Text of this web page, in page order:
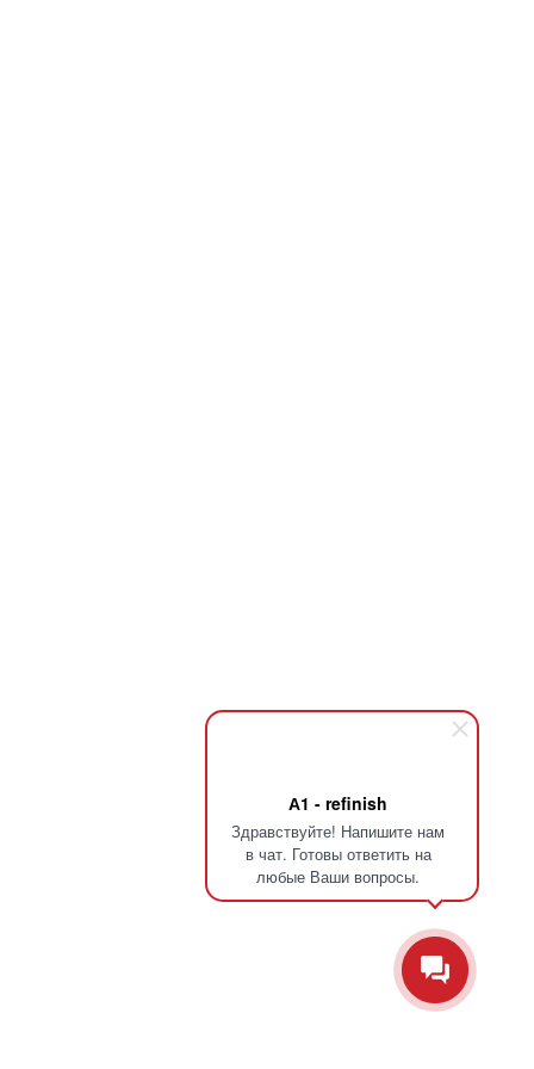
А1 - refinish
Здравствуйте! Напишите нам
в чат. Готовы ответить на
любые Ваши вопросы.